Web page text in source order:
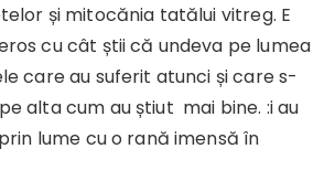
și mitocănia tatălui vitreg. E
cu cât știi că undeva pe lumea
care au suferit atunci și care s-
alta cum au știut mai bine. :i au
lume cu o rană imensă în